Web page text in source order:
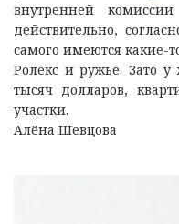
внутренней
действительно,
самого имеются какие-
Ролекс и ружье. Зато
тысяч долларов,
участки.
Алёна Шевцова